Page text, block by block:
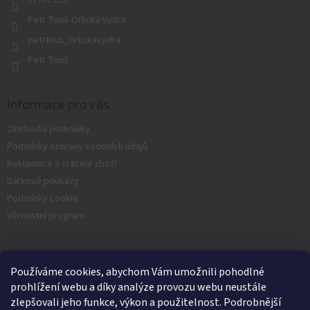
Používáme cookies, abychom Vám umožnili pohodlné
prohlížení webu a díky analýze provozu webu neustále
zlepšovali jeho funkce, výkon a použitelnost. Podrobnější
Petr Touš-Orlická Vydra
petrtous_orlickavydra
Petr Touš
Obchodní podmínky
Podmínky ochrany osobních údajů
Reklamace a vrácení zboží
Dárkové poukazy
Podmínky cookie
Věrnostní program
Facebook